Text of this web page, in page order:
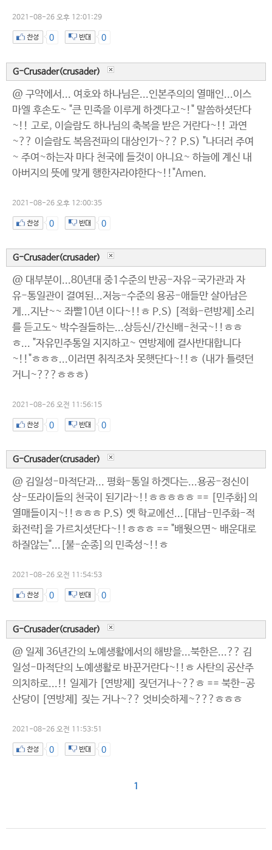
2021-08-26 오후 12:01:29
0 0
G-Crusader(crusader)
@ 구약에서... 여호와 하나님은...인본주의의 열매인...이스
마엘 후손도~ "큰 민족을 이루게 하겟다고~!" 말씀하셧단다
~!! 고로, 이슬람도 하나님의 축복을 받은 거란다~!! 과연
~?? 이슬람도 복음전파의 대상인가~?? P.S) "나더러 주여
~ 주여~하는자 마다 천국에 들것이 아니요~ 하늘에 계신 내
아버지의 뜻에 맞게 행한자라야한다~!!"Amen.
2021-08-26 오후 12:00:35
0 0
G-Crusader(crusader)
@ 대부분이...80년대 중1수준의 반공-자유-국가관과 자
유-통일관이 결여된...저능-수준의 용공-애들만 살아남은
게...지난~~ 좌빨10년 이다~!!ㅎ P.S) [적화-련방제]소리
를 듣고도~ 박수질들하는...상등신/간신배-천국~!!ㅎㅎ
ㅎ... "자유민주통일 지지하고~ 연방제에 결사반대합니다
~!!"ㅎㅎㅎ...이러면 취직조차 못햇단다~!!ㅎ (내가 틀렷던
거니~???ㅎㅎㅎ)
2021-08-26 오전 11:56:15
0 0
G-Crusader(crusader)
@ 김일성-마적단과... 평화-통일 하겟다는...용공-정신이
상-또라이들의 천국이 된기라~!!ㅎㅎㅎㅎㅎ == [민주화]의
열매들이지~!!ㅎㅎㅎ P.S) 옛 학교에선...[대남-민주화-적
화전략]을 가르치셧단다~!!ㅎㅎㅎ == "배웟으면~ 배운대로
하질않는"...[불-순종]의 민족성~!!ㅎ
2021-08-26 오전 11:54:53
0 0
G-Crusader(crusader)
@ 일제 36년간의 노예생활에서의 해방을...북한은...?? 김
일성-마적단의 노예생활로 바꾼거란다~!!ㅎ 사탄의 공산주
의치하로...!! 일제가 [연방제] 짖던거나~??ㅎ == 북한-공
산당이 [연방제] 짖는 거나~?? 엇비슷하제~???ㅎㅎㅎ
2021-08-26 오전 11:53:51
0 0
1